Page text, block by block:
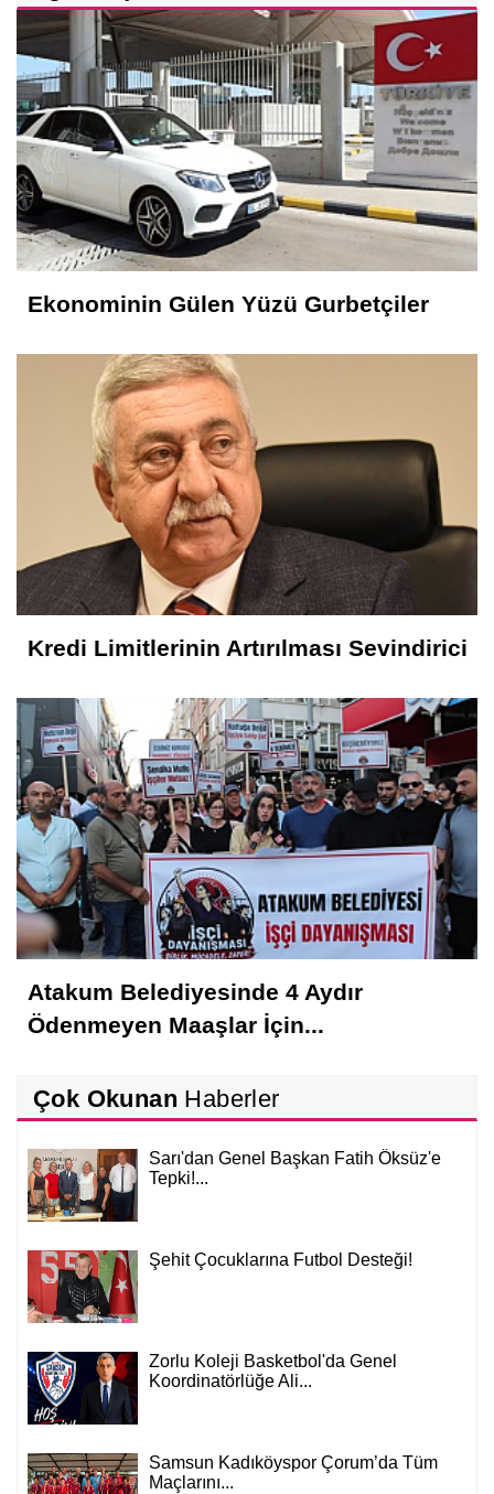
Ekonominin Gülen Yüzü Gurbetçiler
Kredi Limitlerinin Artırılması Sevindirici
Atakum Belediyesinde 4 Aydır
Ödenmeyen Maaşlar İçin...
Çok Okunan Haberler
Sarı'dan Genel Başkan Fatih Öksüz'e
Tepki!...
Şehit Çocuklarına Futbol Desteği!
Zorlu Koleji Basketbol'da Genel
Koordinatörlüğe Ali...
Samsun Kadıköyspor Çorum’da Tüm
Maçlarını...